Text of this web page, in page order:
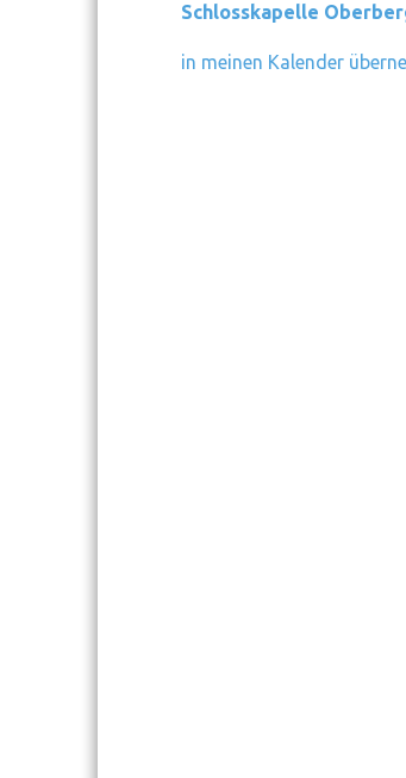
Schlosskapelle
in meinen Kalender